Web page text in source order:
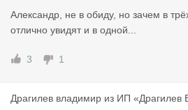
топеревозчиков. Об этом РБК
подготовкой материалов к
к одному из его участников.
дставителей Минтранса,
Александр, не в обиду, но зачем в
отлично увидят и в одной...
3 1
Драгилев владимир из ИП «Драгилев